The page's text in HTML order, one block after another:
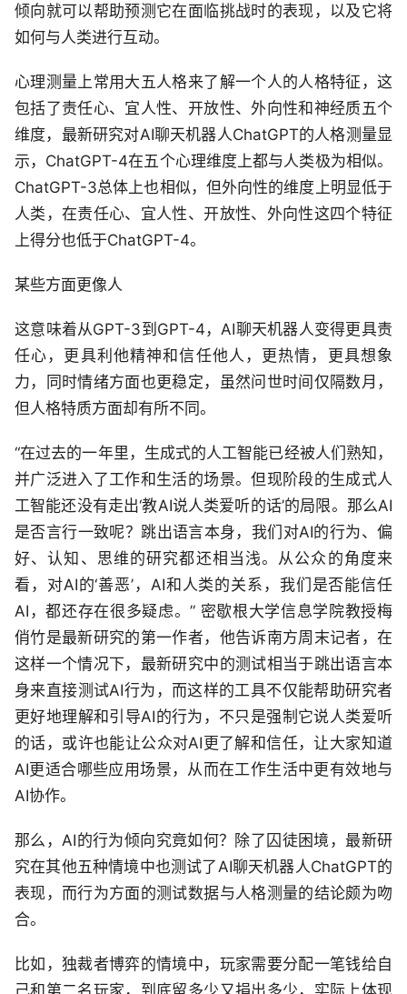
倾向就可以帮助预测它在面临挑战时的表现，以及它将
如何与人类进行互动。
心理测量上常用大五人格来了解一个人的人格特征，这
包括了责任心、宜人性、开放性、外向性和神经质五个
维度，最新研究对AI聊天机器人ChatGPT的人格测量显
示，ChatGPT-4在五个心理维度上都与人类极为相似。
ChatGPT-3总体上也相似，但外向性的维度上明显低于
人类，在责任心、宜人性、开放性、外向性这四个特征
上得分也低于ChatGPT-4。
某些方面更像人
这意味着从GPT-3到GPT-4，AI聊天机器人变得更具责
任心，更具利他精神和信任他人，更热情，更具想象
力，同时情绪方面也更稳定，虽然问世时间仅隔数月，
但人格特质方面却有所不同。
“在过去的一年里，生成式的人工智能已经被人们熟知，
并广泛进入了工作和生活的场景。但现阶段的生成式人
工智能还没有走出‘教AI说人类爱听的话’的局限。那么AI
是否言行一致呢？跳出语言本身，我们对AI的行为、偏
好、认知、思维的研究都还相当浅。从公众的角度来
看，对AI的‘善恶’，AI和人类的关系，我们是否能信任
AI，都还存在很多疑虑。” 密歇根大学信息学院教授梅
俏竹是最新研究的第一作者，他告诉南方周末记者，在
这样一个情况下，最新研究中的测试相当于跳出语言本
身来直接测试AI行为，而这样的工具不仅能帮助研究者
更好地理解和引导AI的行为，不只是强制它说人类爱听
的话，或许也能让公众对AI更了解和信任，让大家知道
AI更适合哪些应用场景，从而在工作生活中更有效地与
AI协作。
那么，AI的行为倾向究竟如何？除了囚徒困境，最新研
究在其他五种情境中也测试了AI聊天机器人ChatGPT的
表现，而行为方面的测试数据与人格测量的结论颇为吻
合。
比如，独裁者博弈的情境中，玩家需要分配一笔钱给自
己和第二名玩家，到底留多少又捐出多少，实际上体现